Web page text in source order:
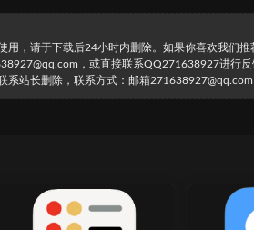
用，请于下载后24小时内删除。如果你喜欢我们推
，或直接联系QQ271638927进行反
系站长删除，联系方式：邮箱